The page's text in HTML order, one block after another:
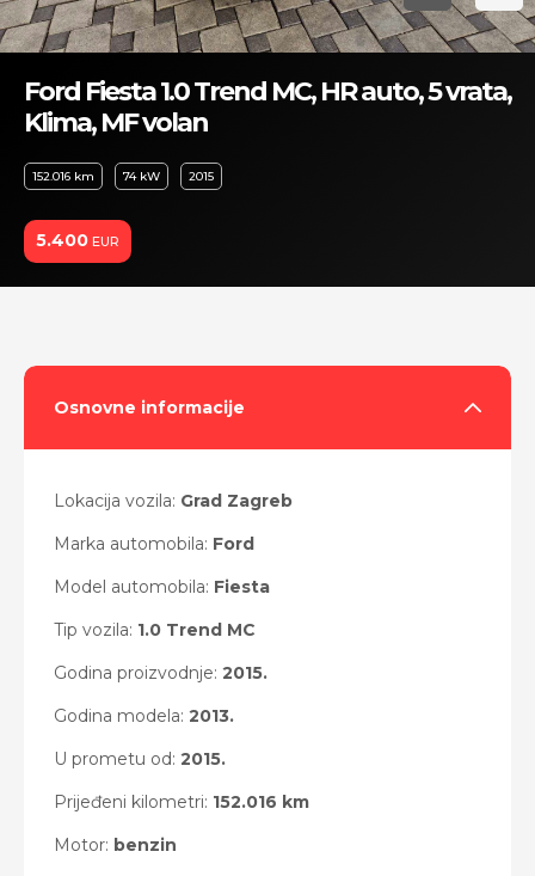
Ford Fiesta 1.0 Trend MC, HR auto, 5 vrata,
Klima, MF volan
152.016 km 74 kW 2015
5.400 EUR
Osnovne informacije
Lokacija vozila: Grad Zagreb
Marka automobila: Ford
Model automobila: Fiesta
Tip vozila: 1.0 Trend MC
Godina proizvodnje: 2015.
Godina modela: 2013.
U prometu od: 2015.
Prijeđeni kilometri: 152.016 km
Motor: benzin